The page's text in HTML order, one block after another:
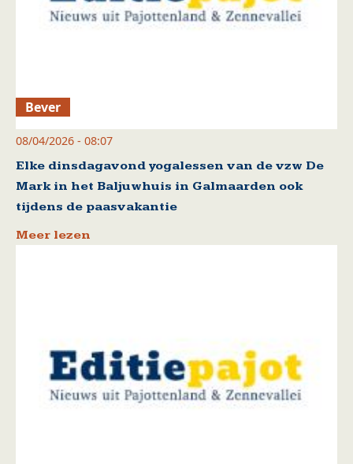
Bever
08/04/2026 - 08:07
Elke dinsdagavond yogalessen van de vzw De
Mark in het Baljuwhuis in Galmaarden ook
tijdens de paasvakantie
Meer lezen